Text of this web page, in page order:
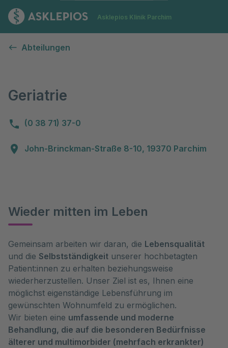
Zur Startseite
Asklepios Klinik Parchim
Abteilungen
Geriatrie
(0 38 71) 37-0
John-Brinckman-Straße 8-10, 19370 Parchim
Wieder mitten im Leben
Gemeinsam arbeiten wir daran, die Lebensqualität
und die Selbstständigkeit unserer hochbetagten
Patient:innen zu erhalten beziehungsweise
wiederherzustellen. Unser Ziel ist es, Ihnen eine
möglichst eigenständige Lebensführung im
gewünschten Wohnumfeld zu ermöglichen.
Wir bieten eine umfassende und moderne
Behandlung, die auf die besonderen Bedürfnisse
älterer und multimorbider (mehrfach erkrankter)